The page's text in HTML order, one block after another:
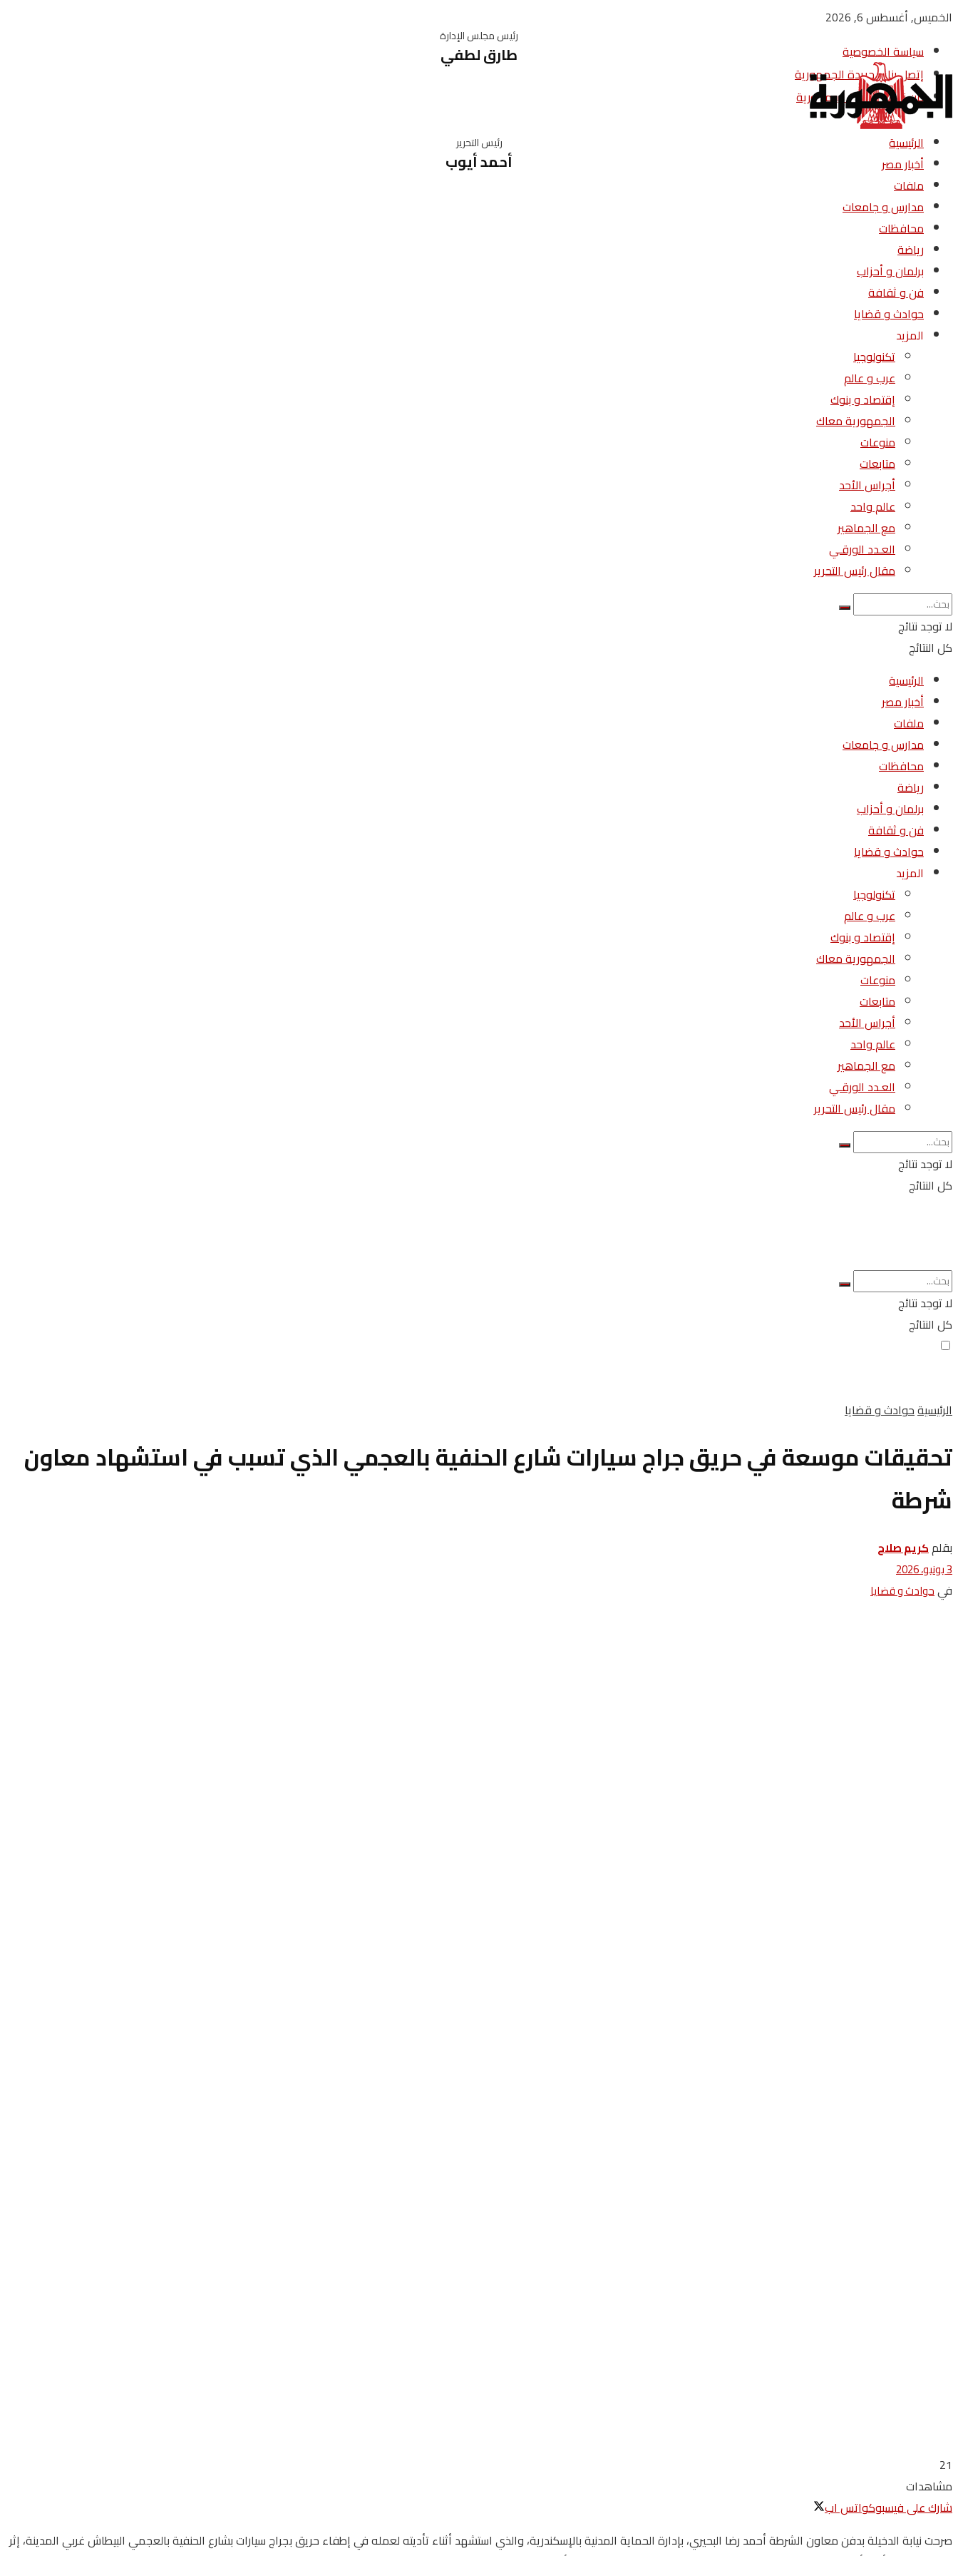
الخميس, أغسطس 6, 2026
سياسة الخصوصية
إتصل بنا – جريدة الجمهورية
من نحن – جريدة الجمهورية
رئيس مجلس الإدارة
طارق لطفي
رئيس التحرير
أحمد أيوب
الرئيسية
أخبار مصر
ملفات
مدارس و جامعات
محافظات
رياضة
برلمان و أحزاب
فن و ثقافة
حوادث و قضايا
المزيد
تكنولوجيا
عرب و عالم
إقتصاد و بنوك
الجمهورية معاك
منوعات
متابعات
أجراس الأحد
عالم واحد
مع الجماهير
العـدد الورقـي
مقال رئيس التحرير
لا توجد نتائج
كل النتائج
الرئيسية
أخبار مصر
ملفات
مدارس و جامعات
محافظات
رياضة
برلمان و أحزاب
فن و ثقافة
حوادث و قضايا
المزيد
تكنولوجيا
عرب و عالم
إقتصاد و بنوك
الجمهورية معاك
منوعات
متابعات
أجراس الأحد
عالم واحد
مع الجماهير
العـدد الورقـي
مقال رئيس التحرير
لا توجد نتائج
كل النتائج
لا توجد نتائج
كل النتائج
الرئيسيةحوادث و قضايا
تحقيقات موسعة في حريق جراج سيارات شارع الحنفية بالعجمي الذي تسبب في استشهاد معاون
شرطة
بقلمكريم صلاح
3 يونيو، 2026
فيحوادث و قضايا
21
مشاهدات
شارك على فيسبوكواتس اب
صرحت نيابة الدخيلة بدفن معاون الشرطة أحمد رضا البحيري، بإدارة الحماية المدنية بالإسكندرية، والذي استشهد أثناء تأديته لعمله في إطفاء حريق بجراج سيارات بشارع الحنفية بالعجمي البيطاش غربي المدينة، إثر